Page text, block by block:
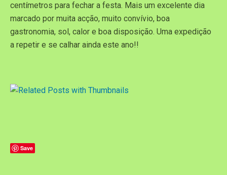
centímetros para fechar a festa. Mais um excelente dia
marcado por muita acção, muito convívio, boa
gastronomia, sol, calor e boa disposição. Uma expedição
a repetir e se calhar ainda este ano!!
Save